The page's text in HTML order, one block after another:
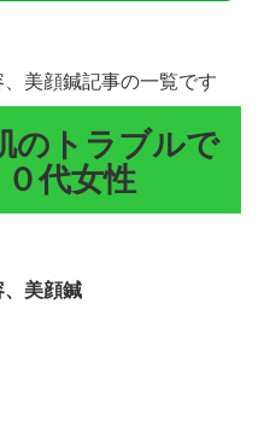
美顔鍼記事の一覧です
のトラブルで
代女性
美顔鍼